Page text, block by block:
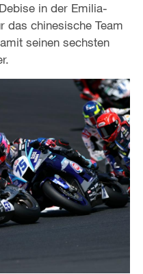
in der Emilia-
das chinesische Team
seinen sechsten